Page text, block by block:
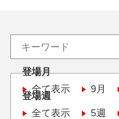
登場月
全て表示
9月
登場週
全て表示
5週